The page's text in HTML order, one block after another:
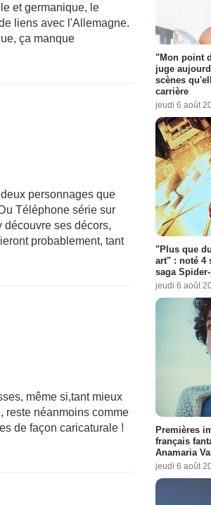
et germanique, le
liens avec l'Allemagne.
ça manque
personnages que
Téléphone série sur
découvre ses décors,
probablement, tant
même si,tant mieux
reste néanmoins comme
de façon caricaturale !
"Mon point
juge
scènes
carrière
jeudi 6 août
"Plus que
art" : noté 4
saga
jeudi 6 août
Premières
français
Anamaria
jeudi 6 août